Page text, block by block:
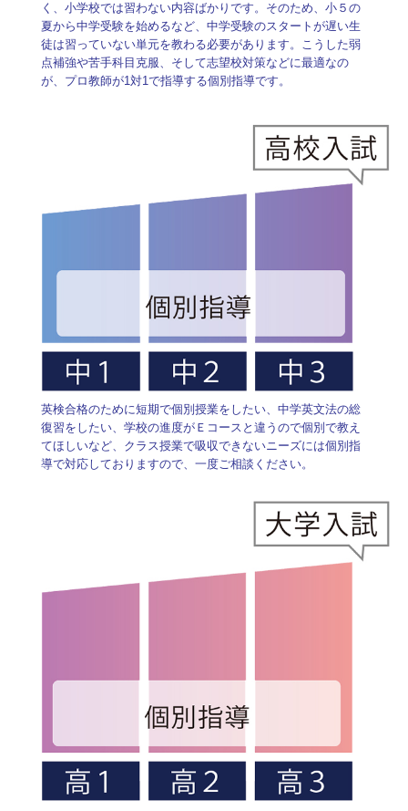
く、小学校では習わない内容ばかりです。そのため、小５の
夏から中学受験を始めるなど、中学受験のスタートが遅い生
徒は習っていない単元を教わる必要があります。こうした弱
点補強や苦手科目克服、そして志望校対策などに最適なの
が、プロ教師が1対1で指導する個別指導です。
英検合格のために短期で個別授業をしたい、中学英文法の総
復習をしたい、学校の進度がＥコースと違うので個別で教え
てほしいなど、クラス授業で吸収できないニーズには個別指
導で対応しておりますので、一度ご相談ください。